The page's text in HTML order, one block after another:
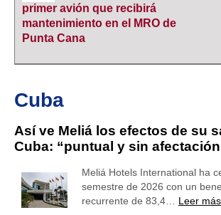
primer avión que recibirá
mantenimiento en el MRO de
Punta Cana
Cuba
Así ve Meliá los efectos de su
Cuba: “puntual y sin
Meliá Hotels International ha
semestre de 2026 con un
recurrente de 83,4… Leer más